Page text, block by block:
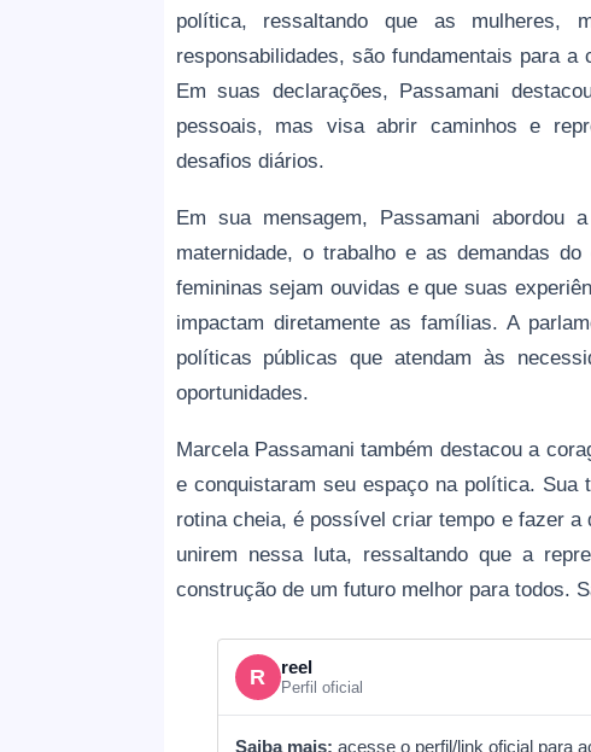
política, ressaltando que as mulheres,
responsabilidades, são fundamentais para
Em suas declarações, Passamani
pessoais, mas visa abrir caminhos e
desafios diários.
Em sua mensagem, Passamani abordou
maternidade, o trabalho e as demandas
femininas sejam ouvidas e que suas
impactam diretamente as famílias. A
políticas públicas que atendam às
oportunidades.
Marcela Passamani também destacou a
e conquistaram seu espaço na política. Sua
rotina cheia, é possível criar tempo e fazer
unirem nessa luta, ressaltando que a
construção de um futuro melhor para todos.
R reel
Perfil oficial
Saiba mais: acesse o perfil/link oficial para